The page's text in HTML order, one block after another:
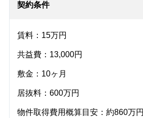
契約条件
賃料：15万円
共益費：13,000円
敷金：10ヶ月
居抜料：600万円
物件取得費用概算目安：約860万円